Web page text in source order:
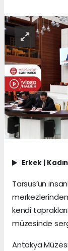
Erkek | Kadın
Tarsus’un
kendi
müzesinde
Antakya